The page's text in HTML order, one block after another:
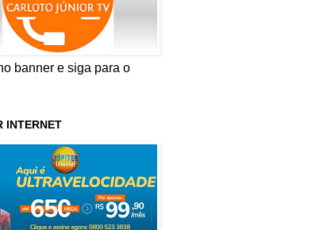
banner e siga para o
INTERNET